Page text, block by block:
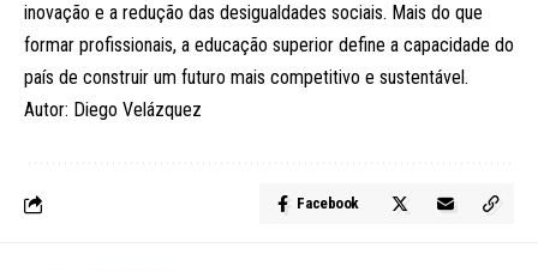
inovação e a redução das desigualdades sociais. Mais do que
formar profissionais, a educação superior define a capacidade do
país de construir um futuro mais competitivo e sustentável.
Autor: Diego Velázquez
Facebook